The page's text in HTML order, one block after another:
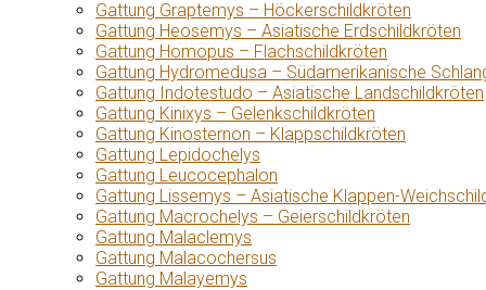
Gattung Graptemys – Höckerschildkröten
Gattung Heosemys – Asiatische Erdschildkröten
Gattung Homopus – Flachschildkröten
Gattung Hydromedusa – Südamerikanische
Gattung Indotestudo – Asiatische Landschildkröten
Gattung Kinixys – Gelenkschildkröten
Gattung Kinosternon – Klappschildkröten
Gattung Lepidochelys
Gattung Leucocephalon
Gattung Lissemys – Asiatische Klappen-
Gattung Macrochelys – Geierschildkröten
Gattung Malaclemys
Gattung Malacochersus
Gattung Malayemys